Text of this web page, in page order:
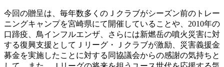
今回の贈呈は、毎年数多くのＪクラブがシーズン前のトレー
ニングキャンプを宮崎県にて開催していることや、2010年の
口蹄疫、鳥インフルエンザ、さらには新燃岳の噴火災害に対
する復興支援としてＪリーグ・Ｊクラブが激励、災害義援金
募金を実施したことに対する同協議会からの感謝の気持ちと